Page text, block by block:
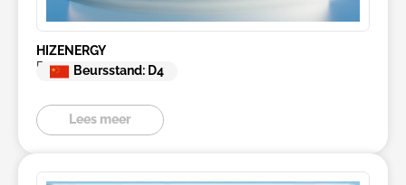
HIZENERGY
PCS 125KWBeursstand: D4
Lees meer